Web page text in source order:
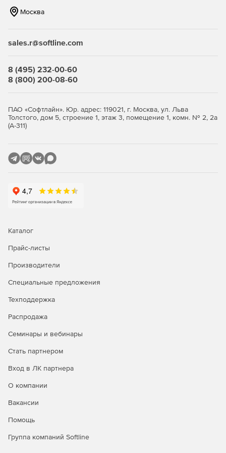
ФСТЭК.
Москва
sales.r@softline.com
8 (495) 232-00-60
8 (800) 200-08-60
ПАО «Софтлайн». Юр. адрес: 119021, г. Москва, ул. Льва
Толстого, дом 5, строение 1, этаж 3, помещение 1, комн. № 2, 2а
(А-311)
Каталог
Прайс-листы
Производители
Специальные предложения
Техподдержка
Распродажа
Семинары и вебинары
Стать партнером
Вход в ЛК партнера
О компании
Вакансии
Помощь
Группа компаний Softline